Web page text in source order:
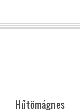
Hűtömágnes